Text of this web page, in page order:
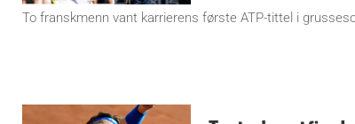
To franskmenn vant karrierens første ATP-tittel i